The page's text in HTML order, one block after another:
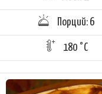
Порций: 6
180 °C